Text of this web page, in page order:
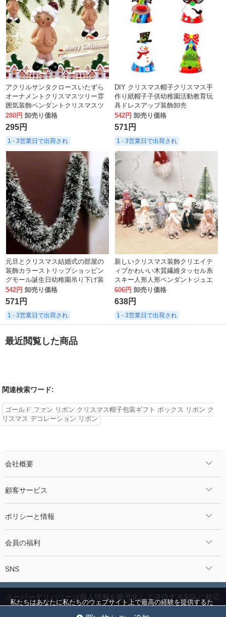
アクリルサンタクロースいたずら
オーナメントクリスマスツリー雰
囲気装飾ペンダントクリスマスツ
リーペンダント装飾配置
280円 卸売り価格
295円
1 - 3営業日で出荷され
DIY クリスマス帽子クリスマス手
作り紙帽子子供幼稚園活動教育玩
具ドレスアップ装飾卸売
542円 卸売り価格
571円
1 - 3営業日で出荷され
元旦とクリスマス結婚式の部屋の
装飾カラーストリップショッピン
グモール誕生日幼稚園吊り下げ装
飾カラーリボンラテアートカラー
ストリップ
542円 卸売り価格
571円
1 - 3営業日で出荷され
新しいクリスマス装飾クリエイテ
ィブかわいい木質繊維タッセル糸
スキー人形人形ペンダントジュエ
リー
606円 卸売り価格
638円
1 - 3営業日で出荷され
最近閲覧した商品
関連検索ワード:
ゴールド ファン リボン クリスマス帽子包装ギフト ボックス リボン ク
リスマス デコレーション リボン
会社概要
顧客サービス
ポリシーと情報
会員の福利
SNS
スーパーデリバリーは個人情報を暗号化して送信するSSLに対応
しています。
私たちはあなたに私たちのウェブサイト上で最高の経験を提供するた
クッキー設定